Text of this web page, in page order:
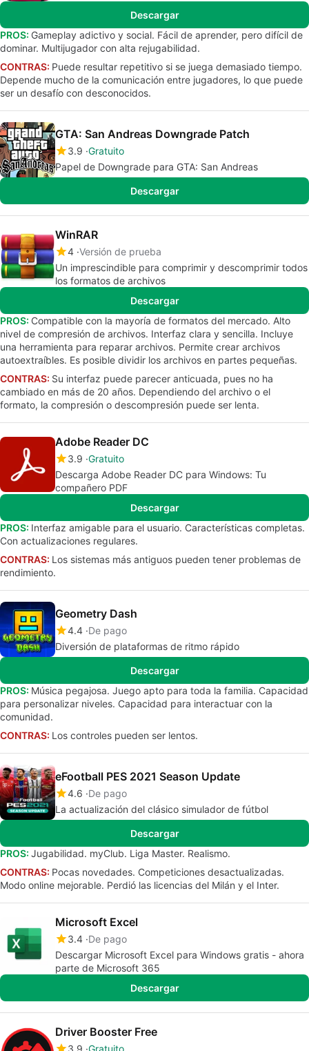
Descargar
PROS: Gameplay adictivo y social. Fácil de aprender, pero difícil de
dominar. Multijugador con alta rejugabilidad.
CONTRAS: Puede resultar repetitivo si se juega demasiado tiempo.
Depende mucho de la comunicación entre jugadores, lo que puede
ser un desafío con desconocidos.
GTA: San Andreas Downgrade Patch
3.9 Gratuito
Papel de Downgrade para GTA: San Andreas
Descargar
WinRAR
4 Versión de prueba
Un imprescindible para comprimir y descomprimir todos
los formatos de archivos
Descargar
PROS: Compatible con la mayoría de formatos del mercado. Alto
nivel de compresión de archivos. Interfaz clara y sencilla. Incluye
una herramienta para reparar archivos. Permite crear archivos
autoextraíbles. Es posible dividir los archivos en partes pequeñas.
CONTRAS: Su interfaz puede parecer anticuada, pues no ha
cambiado en más de 20 años. Dependiendo del archivo o el
formato, la compresión o descompresión puede ser lenta.
Adobe Reader DC
3.9 Gratuito
Descarga Adobe Reader DC para Windows: Tu
compañero PDF
Descargar
PROS: Interfaz amigable para el usuario. Características completas.
Con actualizaciones regulares.
CONTRAS: Los sistemas más antiguos pueden tener problemas de
rendimiento.
Geometry Dash
4.4 De pago
Diversión de plataformas de ritmo rápido
Descargar
PROS: Música pegajosa. Juego apto para toda la familia. Capacidad
para personalizar niveles. Capacidad para interactuar con la
comunidad.
CONTRAS: Los controles pueden ser lentos.
eFootball PES 2021 Season Update
4.6 De pago
La actualización del clásico simulador de fútbol
Descargar
PROS: Jugabilidad. myClub. Liga Master. Realismo.
CONTRAS: Pocas novedades. Competiciones desactualizadas.
Modo online mejorable. Perdió las licencias del Milán y el Inter.
Microsoft Excel
3.4 De pago
Descargar Microsoft Excel para Windows gratis - ahora
parte de Microsoft 365
Descargar
Driver Booster Free
3.9 Gratuito